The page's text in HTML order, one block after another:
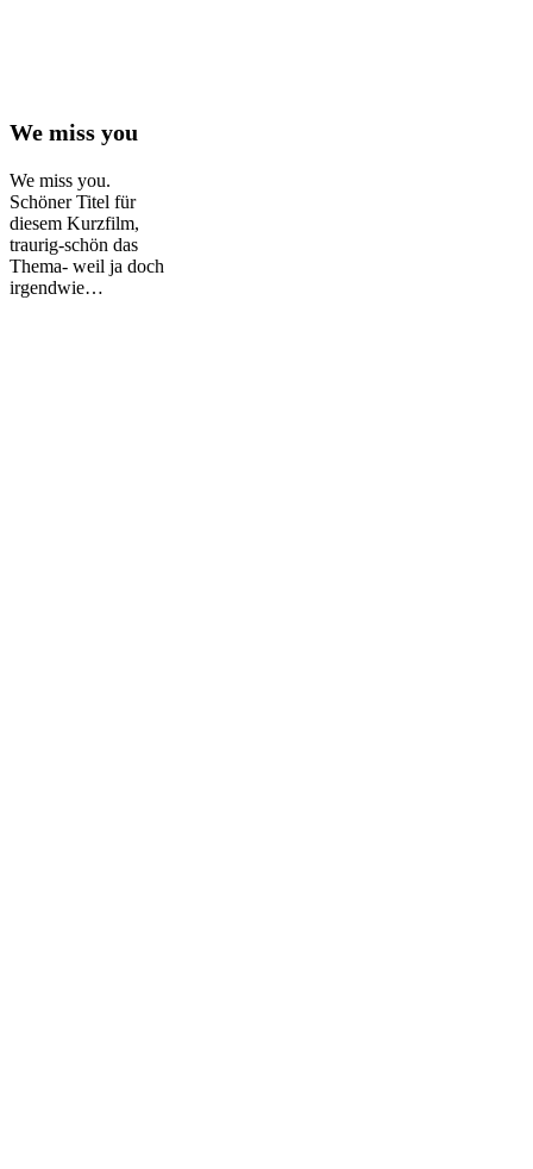
We
you
We miss you
We miss you.
Schöner Titel für
diesem Kurzfilm,
traurig-schön das
Thema- weil ja doch
irgendwie…